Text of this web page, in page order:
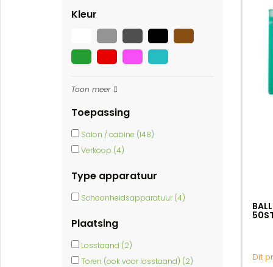
Kleur
Toon meer
Toepassing
Salon / cabine (148)
Verkoop (4)
Type apparatuur
Schoonheidsapparatuur (4)
Plaatsing
Losstaand (2)
Toren (ook voor losstaand) (2)
Dit